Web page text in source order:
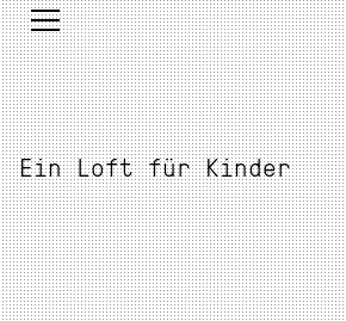
Ein Loft für Kinder